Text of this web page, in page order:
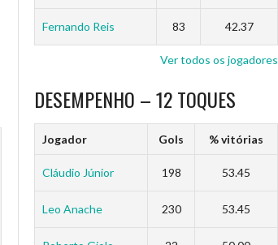
Fernando Reis 83 42.37
Ver todos os jogadores
DESEMPENHO – 12 TOQUES
Jogador Gols % vitórias
Cláudio Júnior 198 53.45
Leo Anache 230 53.45